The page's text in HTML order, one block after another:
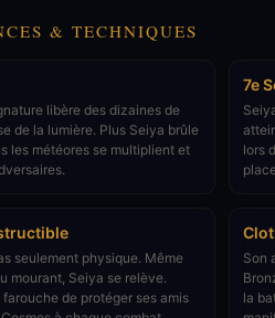
& TECHNIQUES
libère des dizaines de
de la lumière. Plus Seiya brûle
les météores se multiplient et
7e
lors
seulement physique. Même
mourant, Seiya se relève.
de protéger ses amis
Son
la